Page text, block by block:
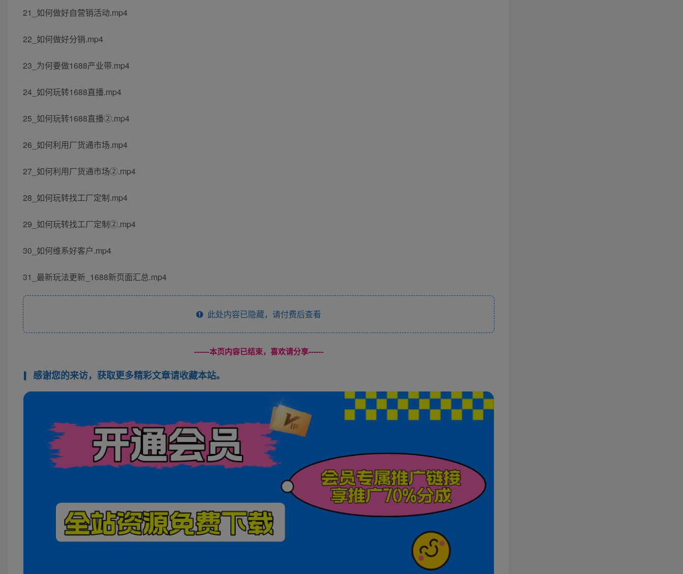
21_如何做好自营销活动.mp4
22_如何做好分销.mp4
23_为何要做1688产业带.mp4
24_如何玩转1688直播.mp4
25_如何玩转1688直播②.mp4
26_如何利用厂货通市场.mp4
27_如何利用厂货通市场②.mp4
28_如何玩转找工厂定制.mp4
29_如何玩转找工厂定制②.mp4
30_如何维系好客户.mp4
31_最新玩法更新_1688新页面汇总.mp4
此处内容已隐藏，请付费后查看
------本页内容已结束，喜欢请分享------
感谢您的来访，获取更多精彩文章请收藏本站。